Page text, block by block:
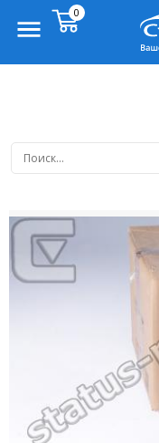
Previous
Image